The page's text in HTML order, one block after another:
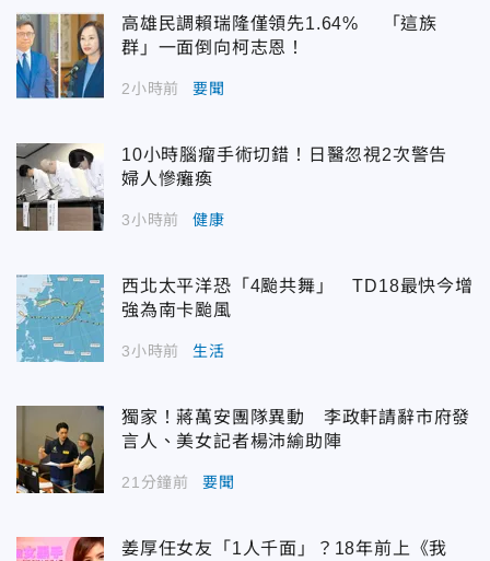
高雄民調賴瑞隆僅領先1.64% 「這族
群」一面倒向柯志恩！
2小時前 要聞
10小時腦瘤手術切錯！日醫忽視2次警告
婦人慘癱瘓
3小時前 健康
西北太平洋恐「4颱共舞」 TD18最快今增
強為南卡颱風
3小時前 生活
獨家！蔣萬安團隊異動 李政軒請辭市府發
言人、美女記者楊沛緰助陣
21分鐘前 要聞
姜厚任女友「1人千面」？18年前上《我